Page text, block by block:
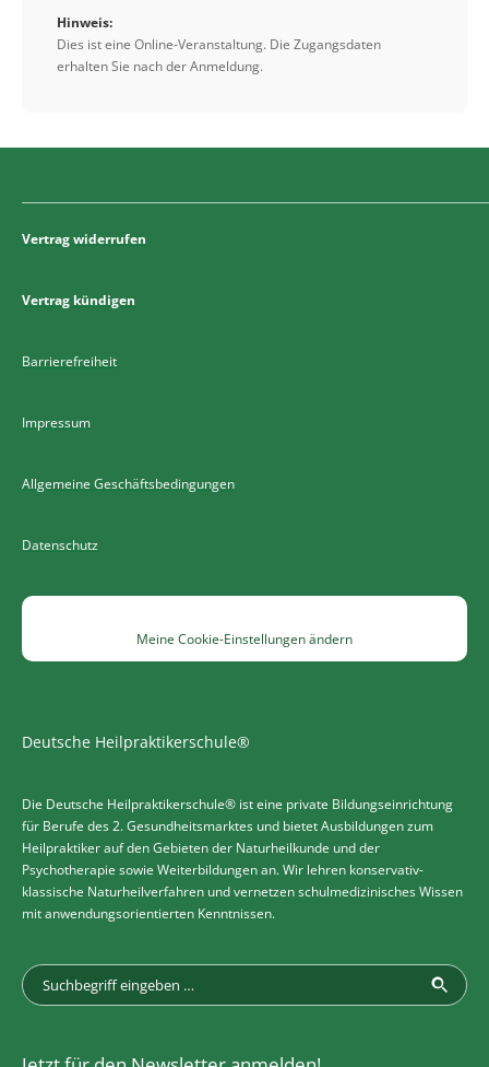
Hinweis:
Dies ist eine Online-Veranstaltung. Die Zugangsdaten
erhalten Sie nach der Anmeldung.
Vertrag widerrufen
Vertrag kündigen
Barrierefreiheit
Impressum
Allgemeine Geschäftsbedingungen
Datenschutz
Meine Cookie-Einstellungen ändern
Deutsche Heilpraktikerschule®
Die Deutsche Heilpraktikerschule® ist eine private Bildungseinrichtung
für Berufe des 2. Gesundheitsmarktes und bietet Ausbildungen zum
Heilpraktiker auf den Gebieten der Naturheilkunde und der
Psychotherapie sowie Weiterbildungen an. Wir lehren konservativ-
klassische Naturheilverfahren und vernetzen schulmedizinisches Wissen
mit anwendungsorientierten Kenntnissen.